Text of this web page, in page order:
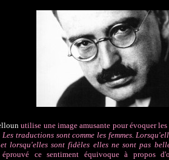
utilise une image amusante pour évoquer
Les traductions sont comme les femmes.
lorsqu'elles sont fidèles elles ne sont pas
ce sentiment équivoque à propos